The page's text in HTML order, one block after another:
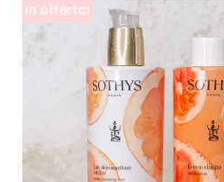
In offerta!